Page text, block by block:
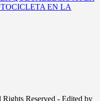
EN LA
Reserved - Edited by